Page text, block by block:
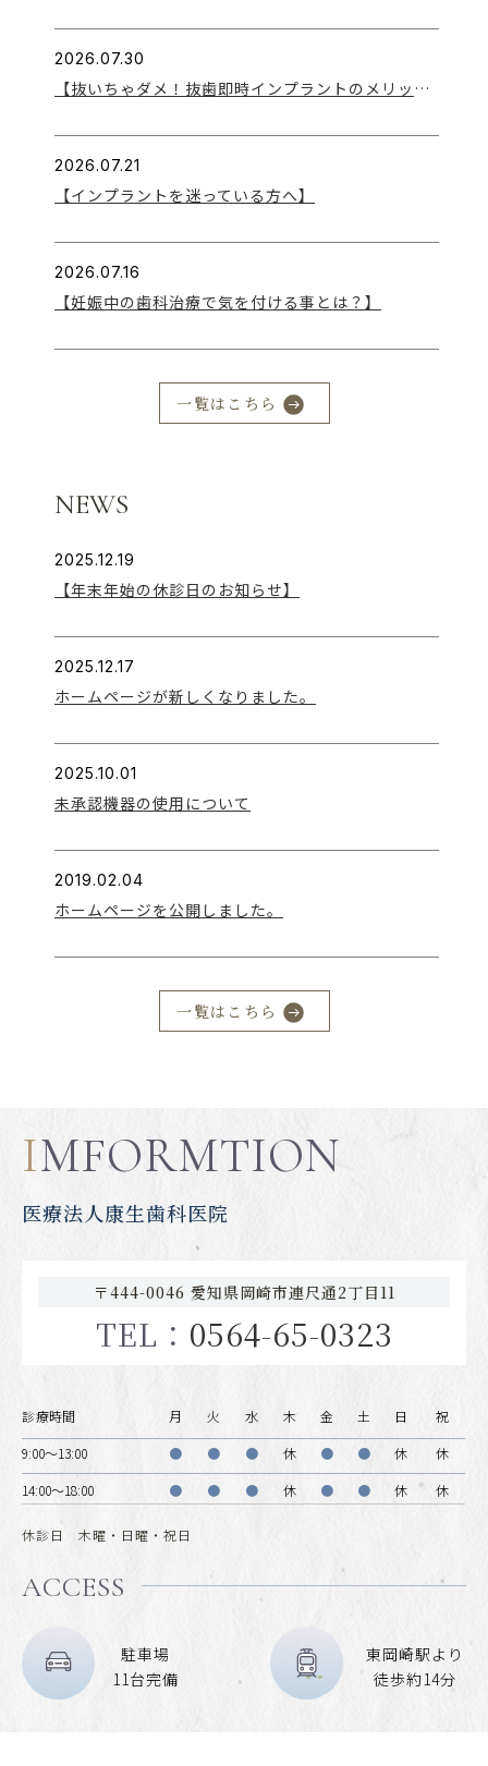
2026.07.30
【抜いちゃダメ！抜歯即時インプラントのメリット】
2026.07.21
【インプラントを迷っている方へ】
2026.07.16
【妊娠中の歯科治療で気を付ける事とは？】
一覧はこちら
NEWS
2025.12.19
【年末年始の休診日のお知らせ】
2025.12.17
ホームページが新しくなりました。
2025.10.01
未承認機器の使用について
2019.02.04
ホームページを公開しました。
一覧はこちら
IMFORMTION
医療法人康生歯科医院
〒444-0046 愛知県岡崎市連尺通2丁目11
TEL： 0564-65-0323
診療時間 月 火 水 木 金 土 日
祝
9:00〜13:00
● ● ● 休 ● ● 休
休
14:00～18:00
● ● ● 休 ● ● 休 休
休診日 木曜・日曜・祝日
ACCESS
駐車場
11台完備
東岡崎駅より
徒歩約14分